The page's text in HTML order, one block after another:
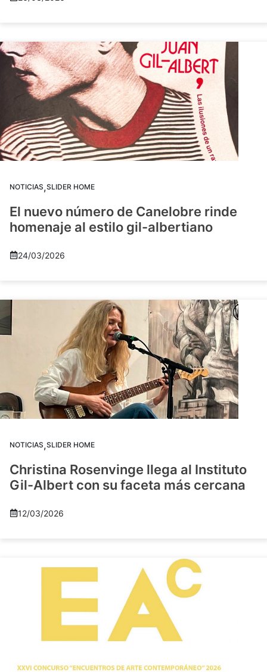
NOTICIAS,SLIDER HOME
El nuevo número de Canelobre rinde
homenaje al estilo gil-albertiano
24/03/2026
NOTICIAS,SLIDER HOME
Christina Rosenvinge llega al Instituto
Gil-Albert con su faceta más cercana
12/03/2026